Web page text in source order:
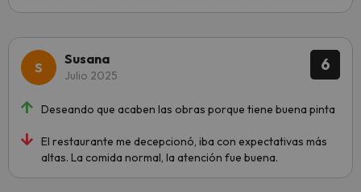
6
Susana
Julio 2025
Deseando que acaben las obras porque tiene buena pinta
El restaurante me decepcionó, iba con expectativas más
altas. La comida normal, la atención fue buena.